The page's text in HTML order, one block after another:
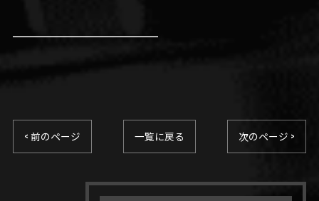
< 前のページ 一覧に戻る 次のページ >